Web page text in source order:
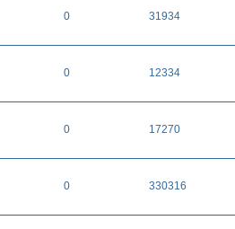
0 31934
0 12334
0 17270
0 330316